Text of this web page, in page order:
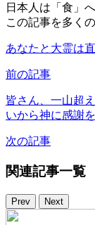
日本人は「食」
この記事を多く
あなたと大霊は
前の記事
皆さん、一山超
いから神に感謝
次の記事
関連記事一覧
Prev Next